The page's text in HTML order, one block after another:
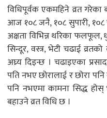
विधिपूर्वक एकमहिने व्रत गरेका
आज १०८ जनै, १०८ सुपारी,
अक्षता विभिन्न थरिका फलफूल,
सिन्दूर, वस्त्र, भेटी चढाई
अघ्र्य दिइन्छ । चढाइएका
पति नभए छोरालाई र छोरा
पनि नभएमा कामना सिद्ध
बहाउने व्रत विधि छ ।